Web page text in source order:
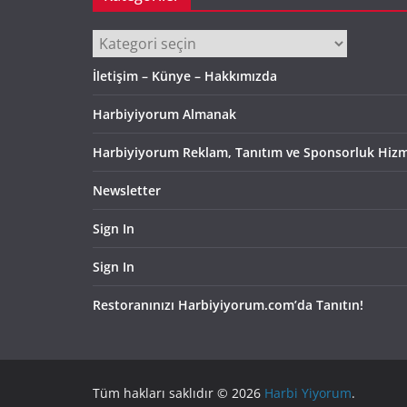
Kategoriler
İletişim – Künye – Hakkımızda
Harbiyiyorum Almanak
Harbiyiyorum Reklam, Tanıtım ve Sponsorluk
Newsletter
Sign In
Sign In
Restoranınızı Harbiyiyorum.com’da Tanıtın!
Tüm hakları saklıdır © 2026 Harbi Yiyorum.